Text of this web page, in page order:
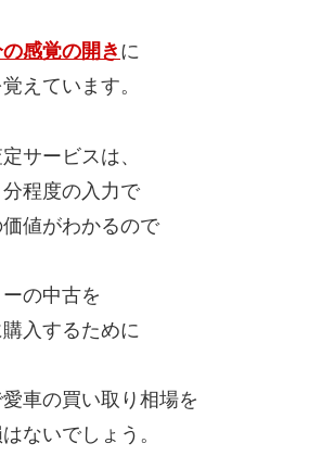
感覚の開き に
えています。
サービスは、
程度の入力で
値がわかるので
の中古を
入するために
車の買い取り相場を
ないでしょう。